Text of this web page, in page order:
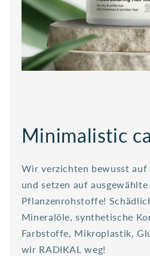
Minimalistic
Wir verzichten bewusst
und setzen auf
Pflanzenrohstoffe!
Mineralöle, synthetische
Farbstoffe, Mikroplastik,
wir RADIKAL weg!